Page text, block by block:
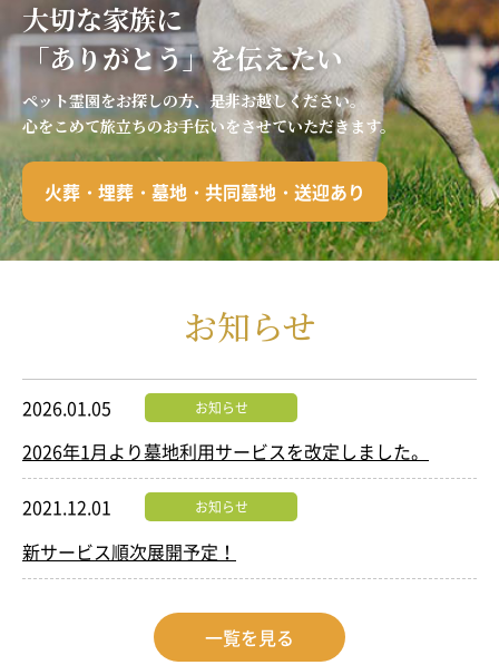
大切な家族に
「ありがとう」を伝えたい
ペット霊園をお探しの方、是非お越しください。
心をこめて旅立ちのお手伝いをさせていただきます。
火葬・埋葬・墓地・共同墓地・送迎あり
お知らせ
2026.01.05 お知らせ
2026年1月より墓地利用サービスを改定しました。
2021.12.01 お知らせ
新サービス順次展開予定！
一覧を見る